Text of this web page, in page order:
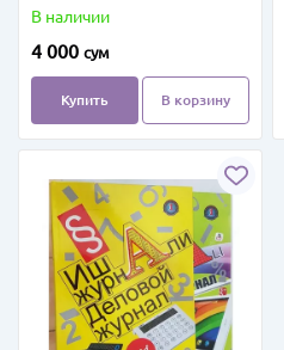
105 мм
В наличии
4 000 сум
Купить В корзину